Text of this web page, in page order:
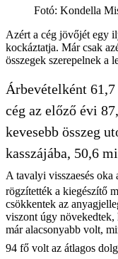
Fotó: Kondella
Azért a cég jövőjét egy
kockáztatja. Már csak
összegek szerepelnek a
Árbevételként
cég az előző évi
kevesebb összeg
kasszájába, 50,6
A tavalyi visszaesés oka
rögzítették a kiegészítő
csökkentek az
viszont úgy növekedtek,
már alacsonyabb volt,
94 fő volt az átlagos